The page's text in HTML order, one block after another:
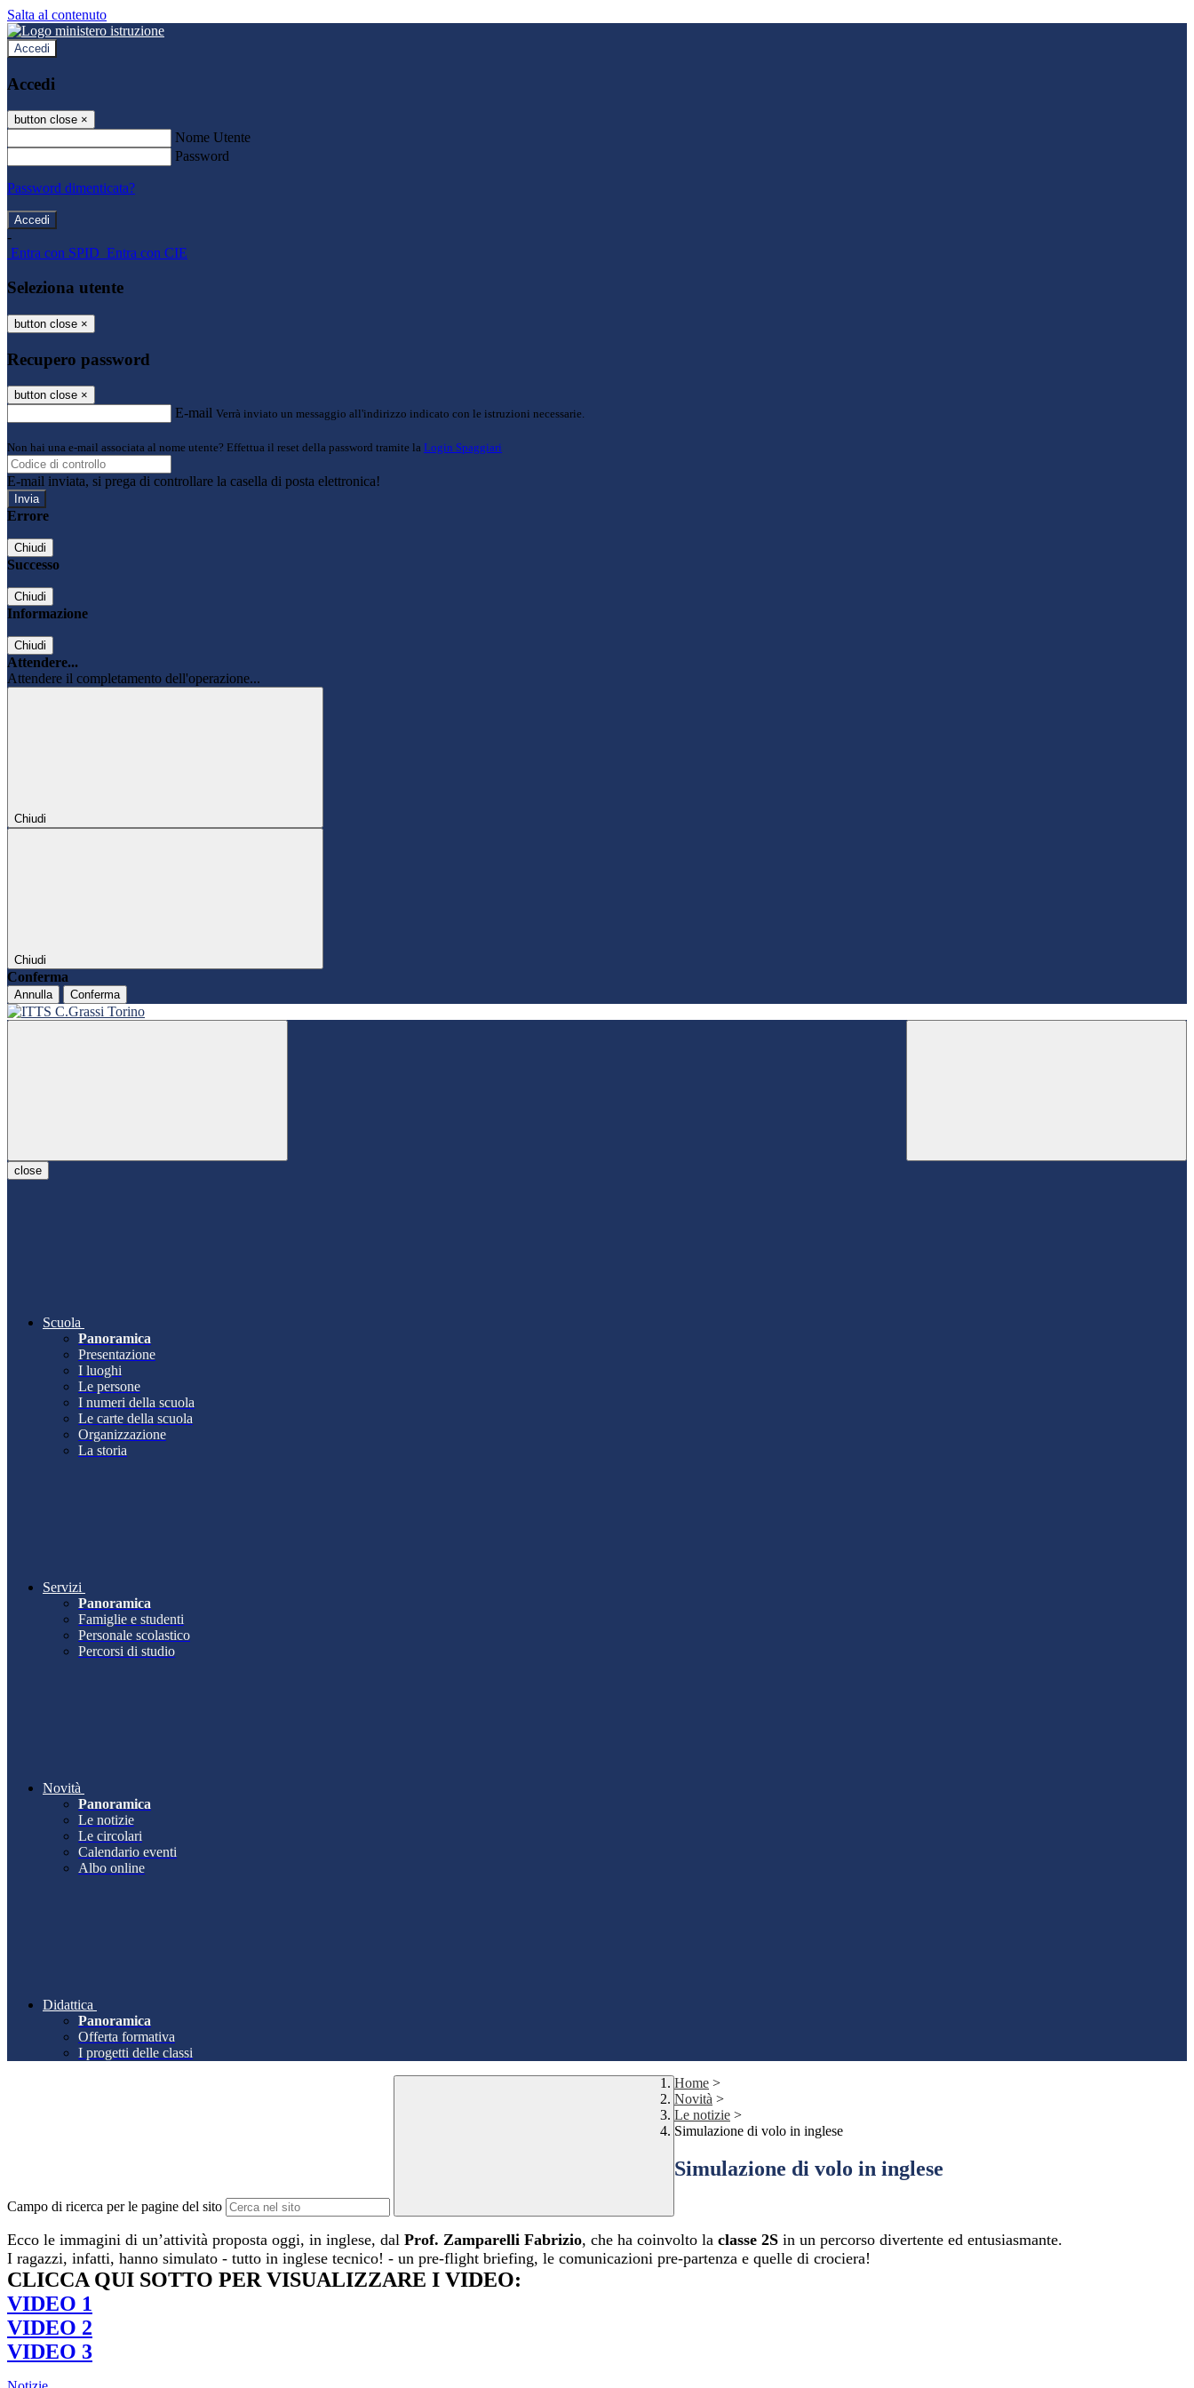
Salta al contenuto
Accedi
Accedi
button close ×
Nome Utente
Password
Password dimenticata?
-
Entra con SPID Entra con CIE
Seleziona utente
button close ×
Recupero password
button close ×
E-mail Verrà inviato un messaggio all'indirizzo indicato con le istruzioni necessarie.
Non hai una e-mail associata al nome utente? Effettua il reset della password tramite la Login Spaggiari
E-mail inviata, si prega di controllare la casella di posta elettronica!
Errore
Chiudi
Successo
Chiudi
Informazione
Chiudi
Attendere...
Attendere il completamento dell'operazione...
Chiudi
Chiudi
Conferma
Annulla Conferma
close
Scuola
Panoramica
Presentazione
I luoghi
Le persone
I numeri della scuola
Le carte della scuola
Organizzazione
La storia
Servizi
Panoramica
Famiglie e studenti
Personale scolastico
Percorsi di studio
Novità
Panoramica
Le notizie
Le circolari
Calendario eventi
Albo online
Didattica
Panoramica
Offerta formativa
I progetti delle classi
Campo di ricerca per le pagine del sito
Home >
Novità >
Le notizie >
Simulazione di volo in inglese
Simulazione di volo in inglese
Ecco le immagini di un’attività proposta oggi, in inglese, dal Prof. Zamparelli Fabrizio, che ha coinvolto la classe 2S in un percorso divertente ed entusiasmante.
I ragazzi, infatti, hanno simulato - tutto in inglese tecnico! - un pre-flight briefing, le comunicazioni pre-partenza e quelle di crociera!
CLICCA QUI SOTTO PER VISUALIZZARE I VIDEO:
VIDEO 1
VIDEO 2
VIDEO 3